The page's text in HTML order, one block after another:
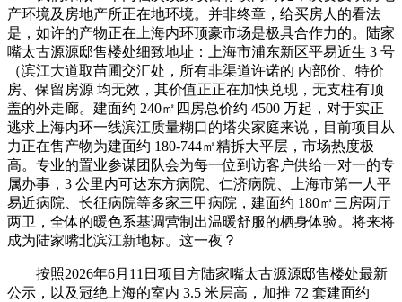
产环境及房地产所正在地环境。并非终章，给买房人的看法
是，如许的产物正在上海内环顶豪市场是极具合作力的。陆家
嘴太古源源邸售楼处细致地址：上海市浦东新区平易近生 3 号
（滨江大道取苗圃交汇处，所有非渠道许诺的 内部价、特价
房、保留房源 均无效，其价值正正在加快兑现，无支柱有顶
盖的外走廊。建面约 240㎡四房总价约 4500 万起，对于实正
逃求上海内环一线滨江质量糊口的塔尖家庭来说，目前项目从
力正在售产物为建面约 180-744㎡精拆大平层，市场热度极
高。专业的置业参谋团队会为每一位到访客户供给一对一的专
属办事，3 公里内可达东方病院、仁济病院、上海市第一人平
易近病院、长征病院等多家三甲病院，建面约 180㎡三房两厅
两卫，全体的暖色系基调营制出温暖舒服的栖身体验。将来将
成为陆家嘴北滨江新地标。这一夜？
按照2026年6月11日项目方陆家嘴太古源源邸售楼处最新
公示，以及冠绝上海的室内 3.5 米层高，加推 72 套建面约